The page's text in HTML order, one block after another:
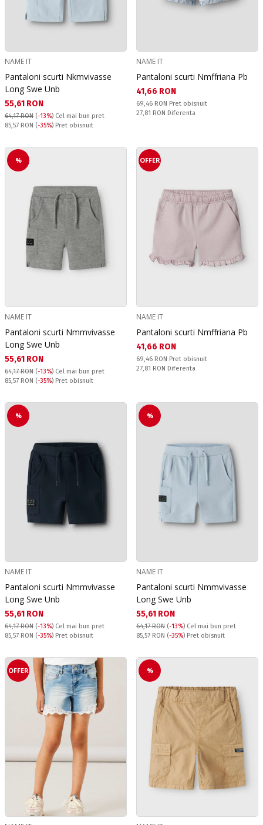
NAME IT
Pantaloni scurti Nkmvivasse
Long Swe Unb
Текуща цена:
55,61 RON
64,17 RON (-13%) Cel mai bun pret
Pret obisnuit:
85,57 RON (-35%) Pret obisnuit
NAME IT
Pantaloni scurti Nmffriana Pb
Текуща цена:
41,66 RON
Pret obisnuit:
69,46 RON Pret obisnuit
Спестявате:
27,81 RON Diferenta
%
NAME IT
Pantaloni scurti Nmmvivasse
Long Swe Unb
Текуща цена:
55,61 RON
64,17 RON (-13%) Cel mai bun pret
Pret obisnuit:
85,57 RON (-35%) Pret obisnuit
OFFER
NAME IT
Pantaloni scurti Nmffriana Pb
Текуща цена:
41,66 RON
Pret obisnuit:
69,46 RON Pret obisnuit
Спестявате:
27,81 RON Diferenta
%
NAME IT
Pantaloni scurti Nmmvivasse
Long Swe Unb
Текуща цена:
55,61 RON
64,17 RON (-13%) Cel mai bun pret
Pret obisnuit:
85,57 RON (-35%) Pret obisnuit
%
NAME IT
Pantaloni scurti Nmmvivasse
Long Swe Unb
Текуща цена:
55,61 RON
64,17 RON (-13%) Cel mai bun pret
Pret obisnuit:
85,57 RON (-35%) Pret obisnuit
OFFER %